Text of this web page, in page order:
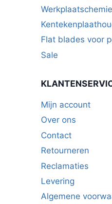
Werkplaatschemie
Flat blades voor
Sale
Mijn account
Over ons
Contact
Retourneren
Reclamaties
Levering
Algemene